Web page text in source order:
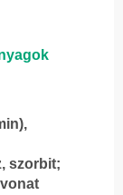
szorbit;